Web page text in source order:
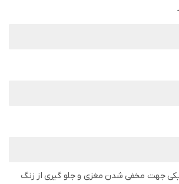
جهت مخفی شدن مغزی و جلو گیری از زنگ